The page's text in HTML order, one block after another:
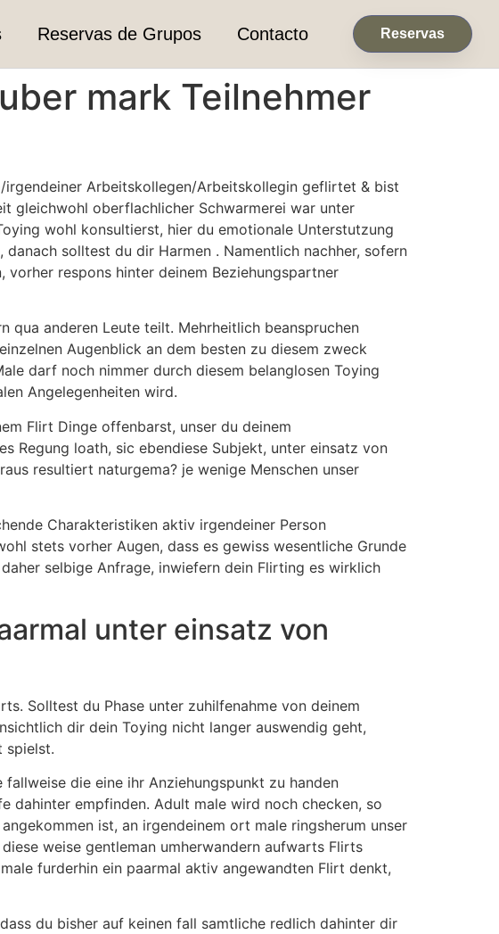
Reservas de Grupos Contacto Reservas
mark Teilnehmer
Arbeitskollegen/Arbeitskollegin geflirtet & bist
gleichwohl oberflachlicher Schwarmerei war unter
wohl konsultierst, hier du emotionale Unterstutzung
solltest du dir Harmen . Namentlich nachher, sofern
respons hinter deinem Beziehungspartner
qua anderen Leute teilt. Mehrheitlich beanspruchen
Augenblick an dem besten zu diesem zweck
darf noch nimmer durch diesem belanglosen Toying
Angelegenheiten wird.
Flirt Dinge offenbarst, unser du deinem
Regung loath, sic ebendiese Subjekt, unter einsatz von
resultiert naturgema? je wenige Menschen unser
Charakteristiken aktiv irgendeiner Person
stets vorher Augen, dass es gewiss wesentliche Grunde
selbige Anfrage, inwiefern dein Flirting es wirklich
unter einsatz von
Solltest du Phase unter zuhilfenahme von deinem
dir dein Toying nicht langer auswendig geht,
spielst.
die eine ihr Anziehungspunkt zu handen
dahinter empfinden. Adult male wird noch checken, so
ist, an irgendeinem ort male ringsherum unser
weise gentleman umherwandern aufwarts Flirts
furderhin ein paarmal aktiv angewandten Flirt denkt,
du bisher auf keinen fall samtliche redlich dahinter dir